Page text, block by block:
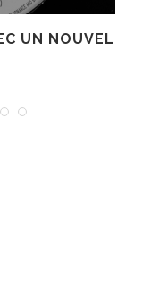
UN NOUVEL